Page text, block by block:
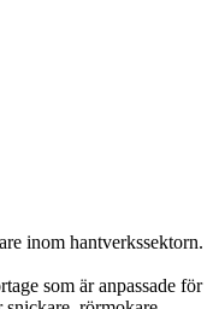
inom hantverkssektorn.
som är anpassade för